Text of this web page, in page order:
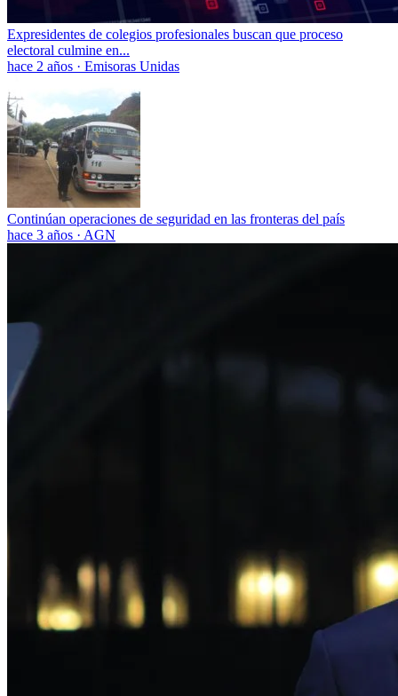
Expresidentes de colegios profesionales buscan que proceso
electoral culmine en...
hace 2 años · Emisoras Unidas
Continúan operaciones de seguridad en las fronteras del país
hace 3 años · AGN